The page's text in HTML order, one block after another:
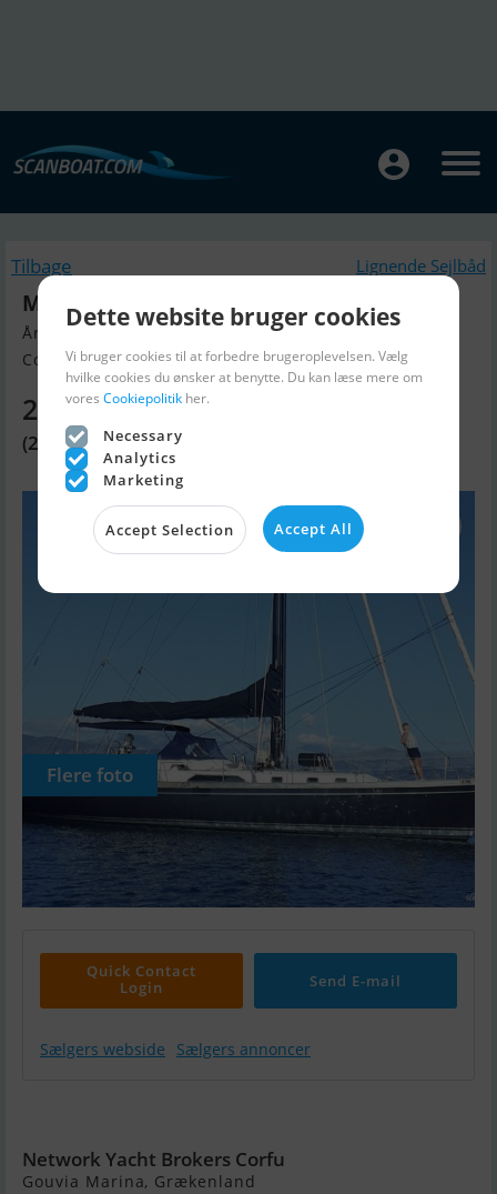
Tilbage Lignende Sejlbåd
Mystic 60
Årgang 1990, Sejlbåd til salg
Corfu, Grækenland
2.385.810 DKK
(275.000 GBP)
Flere foto
Quick Contact
Login
Send E-mail
Sælgers webside Sælgers annoncer
Network Yacht Brokers Corfu
Gouvia Marina, Grækenland
Dette website bruger cookies
Vi bruger cookies til at forbedre brugeroplevelsen. Vælg
hvilke cookies du ønsker at benytte. Du kan læse mere om
vores Cookiepolitik her.
Necessary
Analytics
Marketing
Accept Selection Accept All